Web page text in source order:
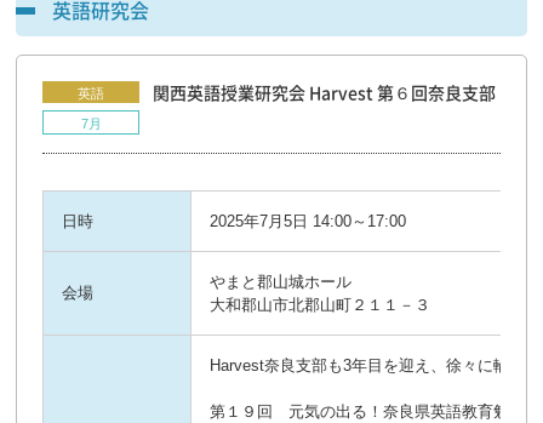
英語研究会
英語
7月
関西英語授業研究会 Harvest 第６回奈良支部
日時 2025年7月5日 14:00～17:00
会場
やまと郡山城ホール
大和郡山市北郡山町２１１－３
Harvest奈良支部も3年目を迎え、徐々に輪も
第１９回 元気の出る！奈良県英語教育勉強会